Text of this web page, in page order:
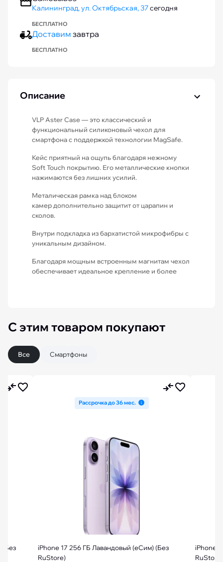
Калининград, ул. Октябрьская, 37сегодня
БЕСПЛАТНО
Доставим завтра
БЕСПЛАТНО
Описание
VLP Aster Case — это классический и
функциональный силиконовый чехол для
смартфона с поддержкой технологии MagSafe.
Кейс приятный на ощупь благодаря нежному
Soft Touch покрытию. Его металлические кнопки
нажимаются без лишних усилий.
Металическая рамка над блоком
камер дополнительно защитит от царапин и
сколов.
Внутри подкладка из бархатистой микрофибры с
уникальным дизайном.
Благодаря мощным встроенным магнитам чехол
обеспечивает идеальное крепление и более
С этим товаром покупают
Все Смартфоны
(Без
Рассрочка до 36 мес.
iPhone 17 256 ГБ Лавандовый (еСим) (Без
RuStore)
iPhone
RuStore)